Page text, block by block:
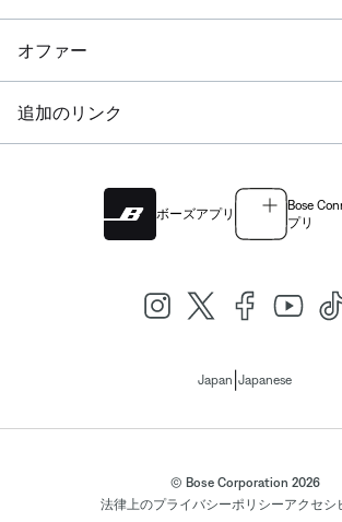
オファー
追加のリンク
ボーズアプリ
Bose
プリ
Japan Japanese
© Bose Corporation 2026
法律上のプライバシーポリシーアクセシ